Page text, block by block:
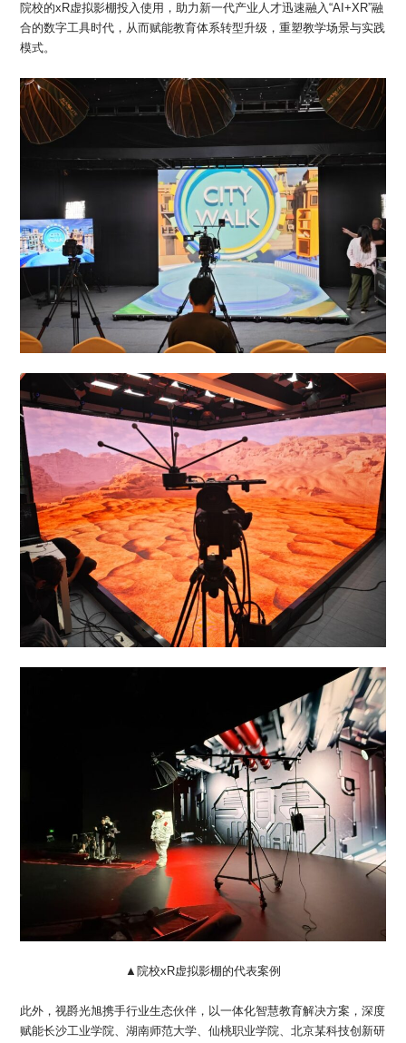
院校的xR虚拟影棚投入使用，助力新一代产业人才迅速融入“AI+XR”融
合的数字工具时代，从而赋能教育体系转型升级，重塑教学场景与实践
模式。
▲院校xR虚拟影棚的代表案例
此外，视爵光旭携手行业生态伙伴，以一体化智慧教育解决方案，深度
赋能长沙工业学院、湖南师范大学、仙桃职业学院、北京某科技创新研